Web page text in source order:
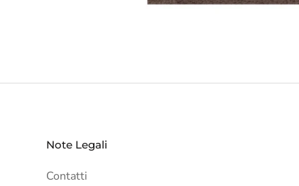
Note Legali
Contatti